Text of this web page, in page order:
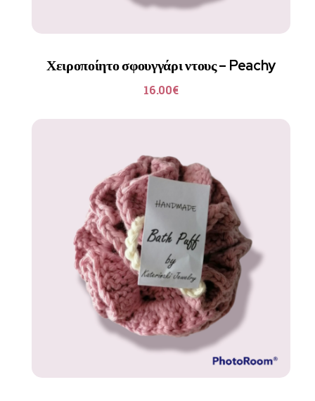
Χειροποίητο σφουγγάρι ντους – Peachy
16.00€